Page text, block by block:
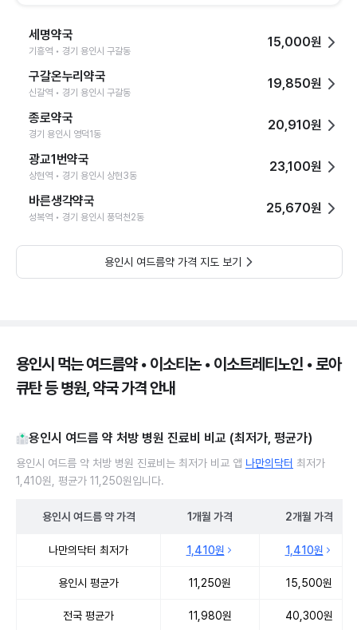
세명약국
기흥역 • 경기 용인시 구갈동
15,000원
구갈온누리약국
신갈역 • 경기 용인시 구갈동
19,850원
종로약국
경기 용인시 영덕1동
20,910원
광교1번약국
상현역 • 경기 용인시 상현3동
23,100원
바른생각약국
성복역 • 경기 용인시 풍덕천2동
25,670원
용인시 여드름약 가격 지도 보기
용인시 먹는 여드름약 • 이소티논 • 이소트레티노인 • 로아
큐탄 등 병원, 약국 가격 안내
용인시 여드름 약 처방 병원 진료비 비교 (최저가, 평균가)
용인시 여드름 약 처방 병원 진료비는 최저가 비교 앱 나만의닥터 최저가
1,410원, 평균가 11,250원입니다.
용인시 여드름 약가격 1개월 가격 2개월 가격
나만의닥터 최저가 1,410원 1,410원
용인시 평균가 11,250원 15,500원
전국 평균가 11,980원 40,300원